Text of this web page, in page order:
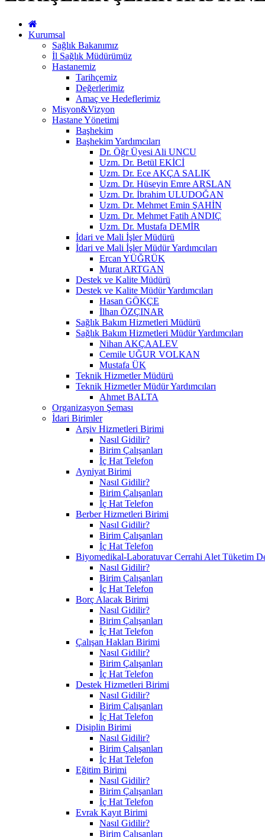
Kurumsal
Sağlık Bakanımız
İl Sağlık Müdürümüz
Hastanemiz
Tarihçemiz
Değerlerimiz
Amaç ve Hedeflerimiz
Misyon&Vizyon
Hastane Yönetimi
Başhekim
Başhekim Yardımcıları
Dr. Öğr Üyesi Ali UNCU
Uzm. Dr. Betül EKİCİ
Uzm. Dr. Ece AKÇA SALIK
Uzm. Dr. Hüseyin Emre ARSLAN
Uzm. Dr. İbrahim ULUDOĞAN
Uzm. Dr. Mehmet Emin ŞAHİN
Uzm. Dr. Mehmet Fatih ANDIÇ
Uzm. Dr. Mustafa DEMİR
İdari ve Mali İşler Müdürü
İdari ve Mali İşler Müdür Yardımcıları
Ercan YÜĞRÜK
Murat ARTGAN
Destek ve Kalite Müdürü
Destek ve Kalite Müdür Yardımcıları
Hasan GÖKÇE
İlhan ÖZÇINAR
Sağlık Bakım Hizmetleri Müdürü
Sağlık Bakım Hizmetleri Müdür Yardımcıları
Nihan AKÇAALEV
Cemile UĞUR VOLKAN
Mustafa ÜK
Teknik Hizmetler Müdürü
Teknik Hizmetler Müdür Yardımcıları
Ahmet BALTA
Organizasyon Şeması
İdari Birimler
Arşiv Hizmetleri Birimi
Nasıl Gidilir?
Birim Çalışanları
İç Hat Telefon
Ayniyat Birimi
Nasıl Gidilir?
Birim Çalışanları
İç Hat Telefon
Berber Hizmetleri Birimi
Nasıl Gidilir?
Birim Çalışanları
İç Hat Telefon
Biyomedikal-Laboratuvar Cerrahi Alet Tüketim
Nasıl Gidilir?
Birim Çalışanları
İç Hat Telefon
Borç Alacak Birimi
Nasıl Gidilir?
Birim Çalışanları
İç Hat Telefon
Çalışan Hakları Birimi
Nasıl Gidilir?
Birim Çalışanları
İç Hat Telefon
Destek Hizmetleri Birimi
Nasıl Gidilir?
Birim Çalışanları
İç Hat Telefon
Disiplin Birimi
Nasıl Gidilir?
Birim Çalışanları
İç Hat Telefon
Eğitim Birimi
Nasıl Gidilir?
Birim Çalışanları
İç Hat Telefon
Evrak Kayıt Birimi
Nasıl Gidilir?
Birim Çalışanları